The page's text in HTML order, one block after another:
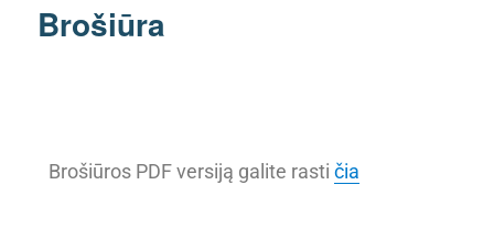
Brošiūra
Brošiūros PDF versiją galite rastičia